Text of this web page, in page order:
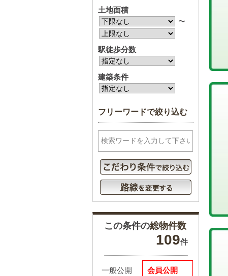
土地面積
〜
駅徒歩分数
建築条件
フリーワードで絞り込む
この条件の総物件数
109件
会員公開
一般公開